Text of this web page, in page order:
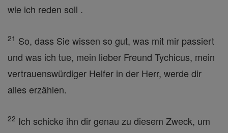
wie ich reden soll .
21 So, dass Sie wissen so gut, was mit mir passiert
und was ich tue, mein lieber Freund Tychicus, mein
vertrauenswürdiger Helfer in der Herr, werde dir
alles erzählen.
22 Ich schicke ihn dir genau zu diesem Zweck, um